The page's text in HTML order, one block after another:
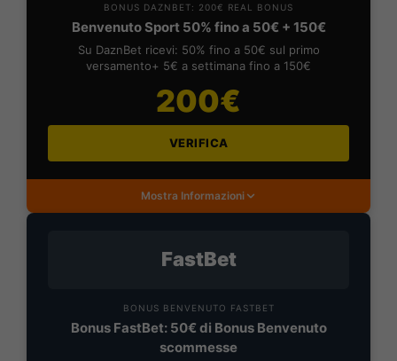
BONUS DAZNBET: 200€ REAL BONUS
Benvenuto Sport 50% fino a 50€ + 150€
Su DaznBet ricevi: 50% fino a 50€ sul primo
versamento+ 5€ a settimana fino a 150€
200€
VERIFICA
Mostra Informazioni
FastBet
BONUS BENVENUTO FASTBET
Bonus FastBet: 50€ di Bonus Benvenuto
scommesse